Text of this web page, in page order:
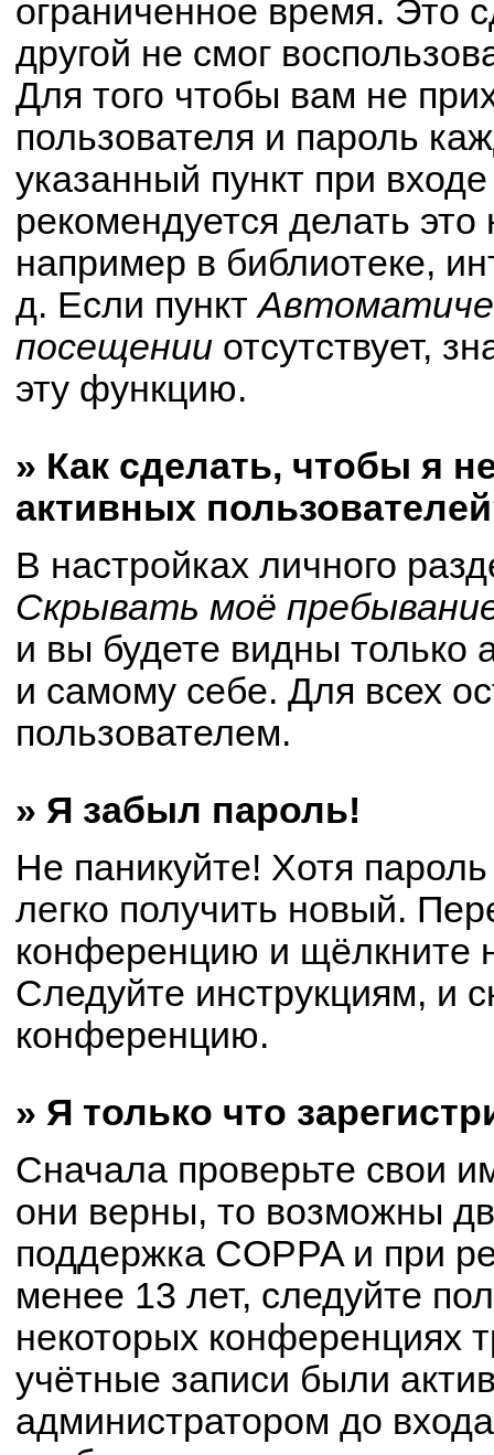
ограниченное время. Это
другой не смог
Для того чтобы вам не
пользователя и пароль
указанный пункт при
рекомендуется делать
например в библиотеке,
д. Если пункт
посещении отсутствует,
эту функцию.
» Как сделать, чтобы я
активных
В настройках личного
Скрывать моё
и вы будете видны только
и самому себе. Для всех
пользователем.
» Я забыл пароль!
Не паникуйте! Хотя
легко получить новый.
конференцию и щёлкните
Следуйте инструкциям, и
конференцию.
» Я только что
Сначала проверьте свои
они верны, то возможны
поддержка COPPA и при
менее 13 лет, следуйте
некоторых конференциях
учётные записи были
администратором до